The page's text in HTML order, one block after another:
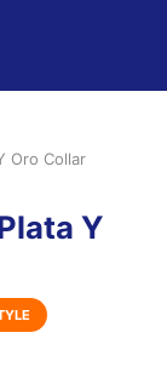
Oro Collar
Y